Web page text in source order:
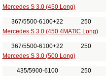
Mercedes S 3.0 (450 Long)
367/5500-6100+22 250
Mercedes S 3.0 (450 4MATIC Long)
367/5500-6100+22 250
Mercedes S 3.0 (500 Long)
435/5900-6100 250